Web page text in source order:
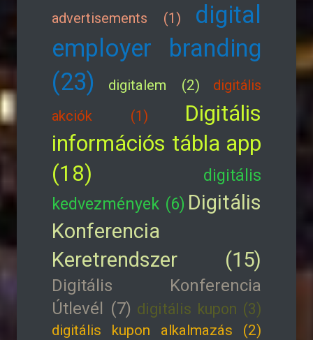
advertisements (1)
digital
employer branding
(23)
digitalem (2)
digitális
akciók (1)
Digitális
információs tábla app
(18)
digitális
kedvezmények (6) Digitális
Konferencia
Keretrendszer (15)
Digitális Konferencia
Útlevél (7) digitális kupon (3)
digitális kupon alkalmazás (2)